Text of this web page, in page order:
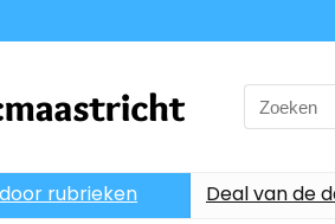
Search
for:
rubrieken Deal van de